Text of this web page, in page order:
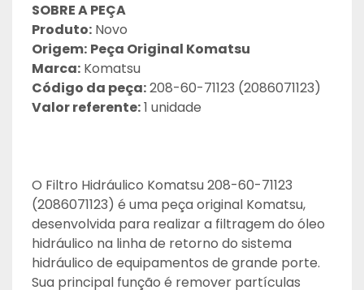
SOBRE A PEÇA
Produto: Novo
Origem: Peça Original Komatsu
Marca: Komatsu
Código da peça: 208-60-71123 (2086071123)
Valor referente: 1 unidade
O Filtro Hidráulico Komatsu 208-60-71123
(2086071123) é uma peça original Komatsu,
desenvolvida para realizar a filtragem do óleo
hidráulico na linha de retorno do sistema
hidráulico de equipamentos de grande porte.
Sua principal função é remover partículas